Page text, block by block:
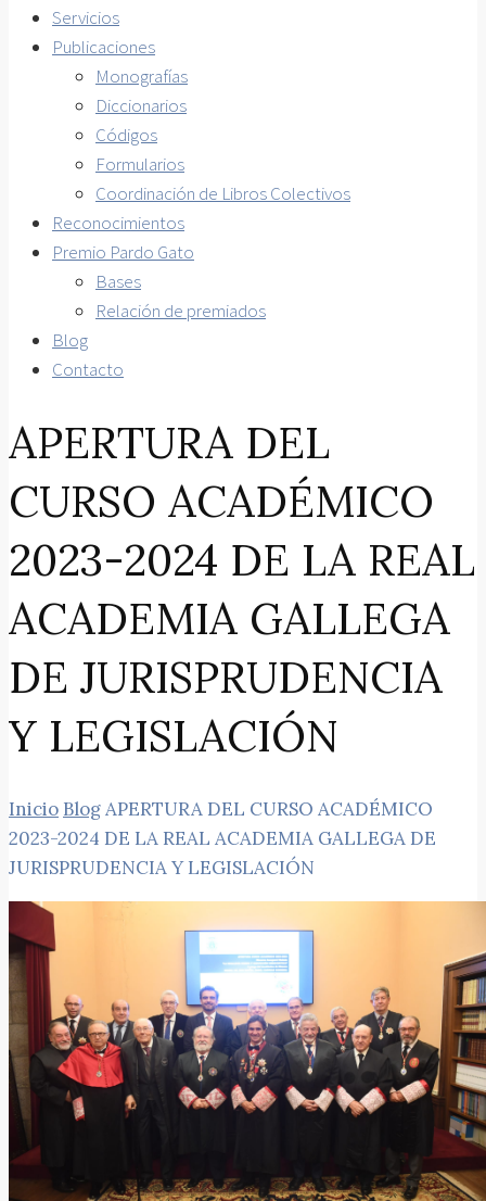
Servicios
Publicaciones
Monografías
Diccionarios
Códigos
Formularios
Coordinación de Libros Colectivos
Reconocimientos
Premio Pardo Gato
Bases
Relación de premiados
Blog
Contacto
APERTURA DEL
CURSO ACADÉMICO
2023-2024 DE LA REAL
ACADEMIA GALLEGA
DE JURISPRUDENCIA
Y LEGISLACIÓN
Inicio BlogAPERTURA DEL CURSO ACADÉMICO
2023-2024 DE LA REAL ACADEMIA GALLEGA DE
JURISPRUDENCIA Y LEGISLACIÓN